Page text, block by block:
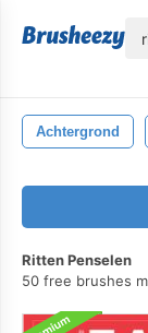
Achtergrond
Ritten Penselen
50 free brushes